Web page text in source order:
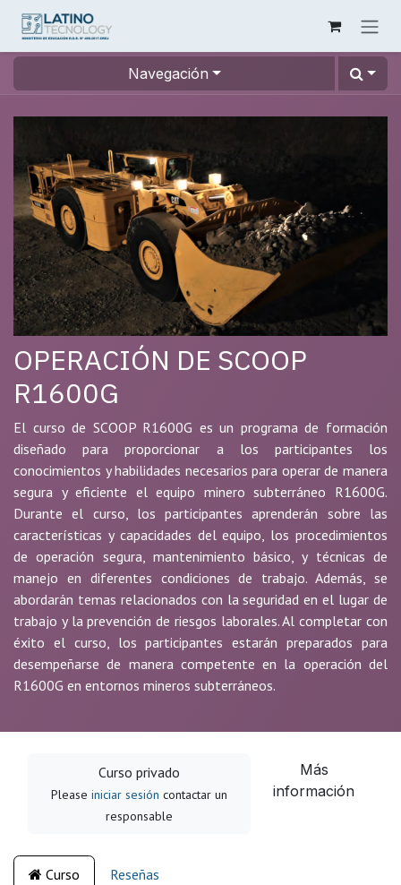
Ir al contenido
Navegación
OPERACIÓN DE SCOOP
R1600G
El curso de SCOOP R1600G es un programa de formación
diseñado para proporcionar a los participantes los
conocimientos y habilidades necesarios para operar de manera
segura y eficiente el equipo minero subterráneo R1600G.
Durante el curso, los participantes aprenderán sobre las
características y capacidades del equipo, los procedimientos
de operación segura, mantenimiento básico, y técnicas de
manejo en diferentes condiciones de trabajo. Además, se
abordarán temas relacionados con la seguridad en el lugar de
trabajo y la prevención de riesgos laborales. Al completar con
éxito el curso, los participantes estarán preparados para
desempeñarse de manera competente en la operación del
R1600G en entornos mineros subterráneos.
Curso privado
Pleaseiniciar sesión contactar un
responsable
Más
información
Curso Reseñas